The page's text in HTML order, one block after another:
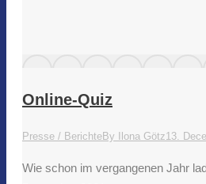
Online-Quiz
Presse / BerichteBy Ilona Götz13.
Wie schon im vergangenen Jahr